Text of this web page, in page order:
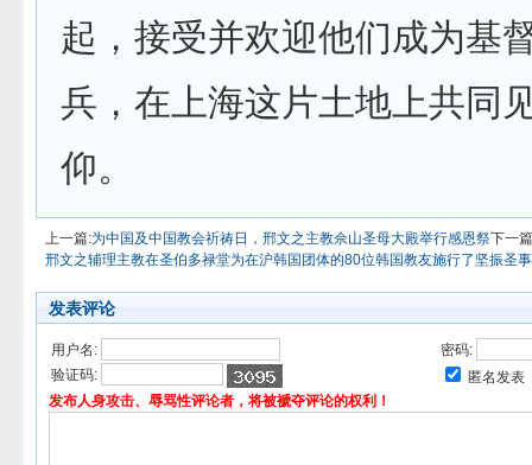
起，接受并欢迎他们成为基
兵，在上海这片土地上共同
仰。
上一篇:为中国及中国教会祈祷日，邢文之主教佘山圣母大殿举行感恩祭下一
邢文之辅理主教在圣伯多禄堂为在沪韩国团体的80位韩国教友施行了坚振圣
发表评论
用户名:
密码:
验证码:
匿名发表
发布人身攻击、辱骂性评论者，将被褫夺评论的权利！